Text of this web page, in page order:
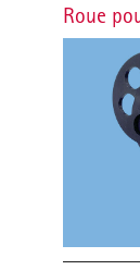
Roue